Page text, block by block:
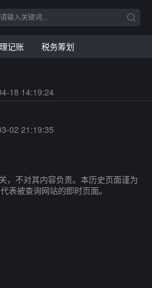
记账 税务筹划
18 14:19:24
02 21:19:35
，不对其内容负责。本历史页面谨为
表被查询网站的即时页面。